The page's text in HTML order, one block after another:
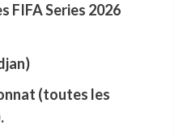
FIFA Series 2026
(toutes les